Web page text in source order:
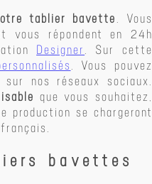
tablier bavette. Vous
vous répondent en 24h
Designer. Sur cette
. Vous pouvez
nos réseaux sociaux.
que vous souhaitez,
production se chargeront
bavettes